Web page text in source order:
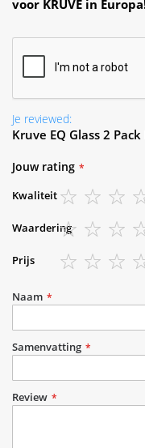
voor KRUVE in
Je reviewed:
Kruve EQ Glass 2
Jouw rating
Kwaliteit
star
stars
stars
stars
stars
Waardering
star
stars
stars
stars
stars
Prijs
Naam
Samenvatting
Review